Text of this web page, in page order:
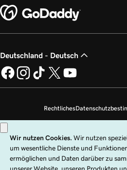
Deutschland - Deutsch
Rechtliches
Copyright © 1999 – 2026 GoDaddy
vorbehalten. Die Wortmarke GoDaddy ist
GoDaddy Operating Company, LLC in den